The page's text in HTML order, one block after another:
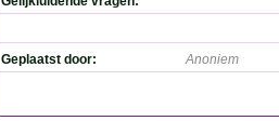
Geplaatst door: Anoniem